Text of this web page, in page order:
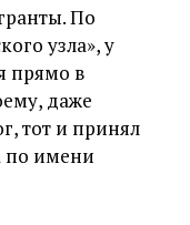
По
узла», у
прямо в
даже
тот и принял
по имени